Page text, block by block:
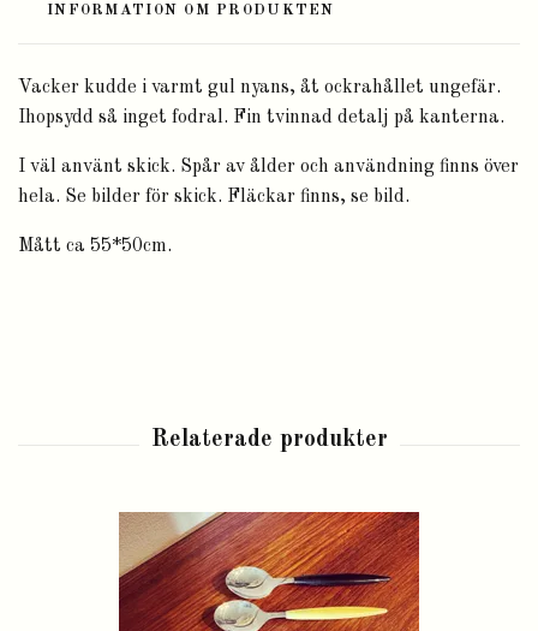
INFORMATION OM PRODUKTEN
Vacker kudde i varmt gul nyans, åt ockrahållet ungefär.
Ihopsydd så inget fodral. Fin tvinnad detalj på kanterna.
I väl använt skick. Spår av ålder och användning finns över
hela. Se bilder för skick. Fläckar finns, se bild.
Mått ca 55*50cm.